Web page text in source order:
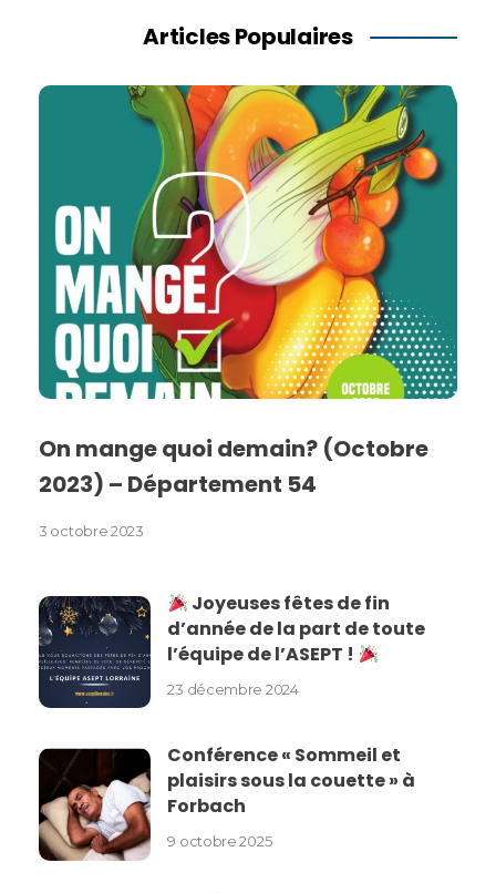
Articles Populaires
On mange quoi demain? (Octobre
2023) – Département 54
3 octobre 2023
Joyeuses fêtes de fin
d’année de la part de toute
l’équipe de l’ASEPT !
23 décembre 2024
Conférence « Sommeil et
plaisirs sous la couette » à
Forbach
9 octobre 2025